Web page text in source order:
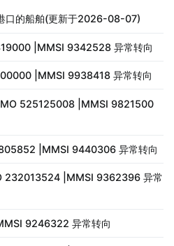
口的船舶(更新于2026-08-07)
|MMSI 9342528 异常转向
|MMSI 9938418 异常转向
525125008 |MMSI 9821500
|MMSI 9440306 异常转向
232013524 |MMSI 9362396 异常
9246322 异常转向